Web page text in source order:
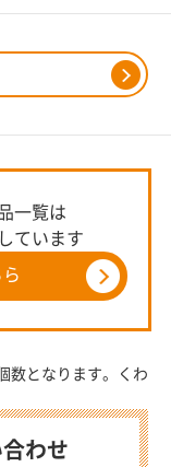
一覧は
ています
数となります。くわ
わせ